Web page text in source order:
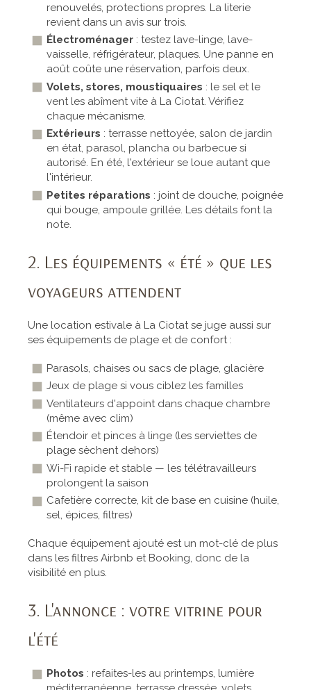
renouvelés, protections propres. La literie
revient dans un avis sur trois.
Électroménager : testez lave-linge, lave-
vaisselle, réfrigérateur, plaques. Une panne en
août coûte une réservation, parfois deux.
Volets, stores, moustiquaires : le sel et le
vent les abîment vite à La Ciotat. Vérifiez
chaque mécanisme.
Extérieurs : terrasse nettoyée, salon de jardin
en état, parasol, plancha ou barbecue si
autorisé. En été, l'extérieur se loue autant que
l'intérieur.
Petites réparations : joint de douche, poignée
qui bouge, ampoule grillée. Les détails font la
note.
2. Les équipements « été » que les
voyageurs attendent
Une location estivale à La Ciotat se juge aussi sur
ses équipements de plage et de confort :
Parasols, chaises ou sacs de plage, glacière
Jeux de plage si vous ciblez les familles
Ventilateurs d'appoint dans chaque chambre
(même avec clim)
Étendoir et pinces à linge (les serviettes de
plage sèchent dehors)
Wi-Fi rapide et stable — les télétravailleurs
prolongent la saison
Cafetière correcte, kit de base en cuisine (huile,
sel, épices, filtres)
Chaque équipement ajouté est un mot-clé de plus
dans les filtres Airbnb et Booking, donc de la
visibilité en plus.
3. L'annonce : votre vitrine pour
l'été
Photos : refaites-les au printemps, lumière